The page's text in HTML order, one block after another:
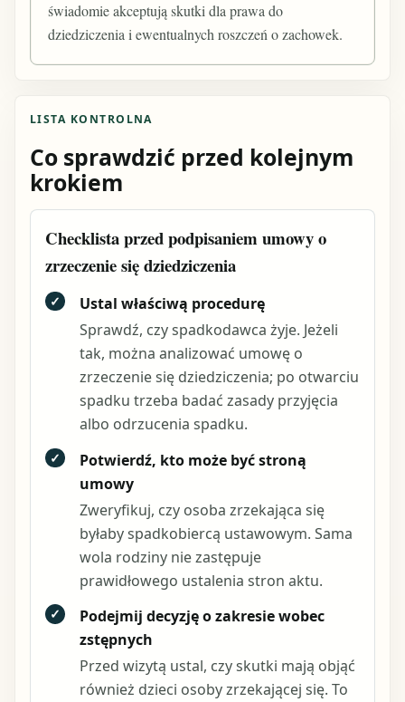
świadomie akceptują skutki dla prawa do
dziedziczenia i ewentualnych roszczeń o zachowek.
LISTA KONTROLNA
Co sprawdzić przed kolejnym
krokiem
Checklista przed podpisaniem umowy o
zrzeczenie się dziedziczenia
✓
Ustal właściwą procedurę
Sprawdź, czy spadkodawca żyje. Jeżeli
tak, można analizować umowę o
zrzeczenie się dziedziczenia; po otwarciu
spadku trzeba badać zasady przyjęcia
albo odrzucenia spadku.
✓
Potwierdź, kto może być stroną
umowy
Zweryfikuj, czy osoba zrzekająca się
byłaby spadkobiercą ustawowym. Sama
wola rodziny nie zastępuje
prawidłowego ustalenia stron aktu.
✓
Podejmij decyzję o zakresie wobec
zstępnych
Przed wizytą ustal, czy skutki mają objąć
również dzieci osoby zrzekającej się. To